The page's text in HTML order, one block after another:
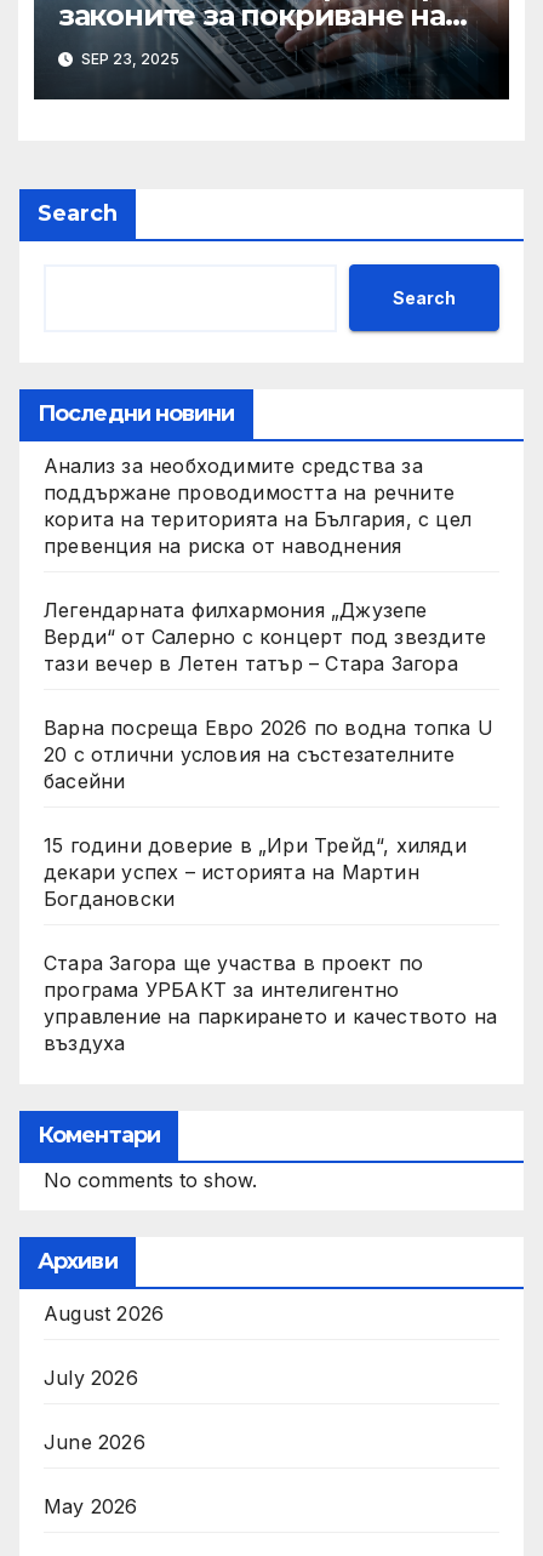
законите за покриване на
използването на ИИ при
сексуални престъпления,
казва началникът на
SEP 23, 2025
Search
Search
Последни новини
Анализ за необходимите средства за
поддържане проводимостта на речните
корита на територията на България, с цел
превенция на риска от наводнения
Легендарната филхармония „Джузепе
Верди“ от Салерно с концерт под звездите
тази вечер в Летен татър – Стара Загора
Варна посреща Евро 2026 по водна топка U
20 с отлични условия на състезателните
басейни
15 години доверие в „Ири Трейд“, хиляди
декари успех – историята на Мартин
Богдановски
Стара Загора ще участва в проект по
програма УРБАКТ за интелигентно
управление на паркирането и качеството на
въздуха
Коментари
No comments to show.
Архиви
August 2026
July 2026
June 2026
May 2026